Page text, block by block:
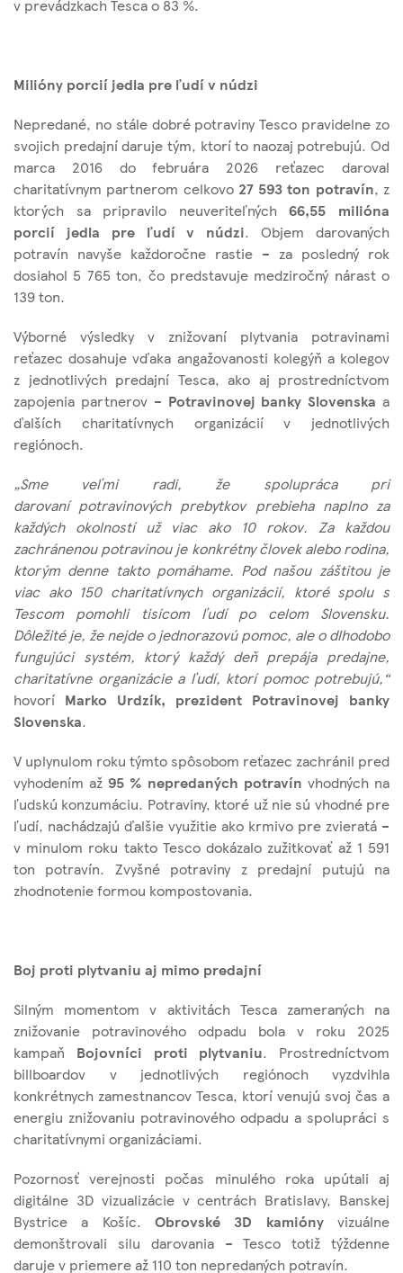
v prevádzkach Tesca o 83 %.
Milióny porcií jedla pre ľudí v núdzi
Nepredané, no stále dobré potraviny Tesco pravidelne zo
svojich predajní daruje tým, ktorí to naozaj potrebujú. Od
marca 2016 do februára 2026 reťazec daroval
charitatívnym partnerom celkovo 27 593 ton potravín, z
ktorých sa pripravilo neuveriteľných66,55 milióna
porcií jedla pre ľudí v núdzi. Objem darovaných
potravín navyše každoročne rastie – za posledný rok
dosiahol 5 765 ton, čo predstavuje medziročný nárast o
139 ton.
Výborné výsledky v znižovaní plytvania potravinami
reťazec dosahuje vďaka angažovanosti kolegýň a kolegov
z jednotlivých predajní Tesca, ako aj prostredníctvom
zapojenia partnerov – Potravinovej banky Slovenska a
ďalších charitatívnych organizácií v jednotlivých
regiónoch.
„Sme veľmi radi, že spolupráca pri
darovaní potravinových prebytkov prebieha naplno za
každých okolností už viac ako 10 rokov. Za každou
zachránenou potravinou je konkrétny človek alebo rodina,
ktorým denne takto pomáhame. Pod našou záštitou je
viac ako 150 charitatívnych organizácií, ktoré spolu s
Tescom pomohli tisícom ľudí po celom Slovensku.
Dôležité je, že nejde o jednorazovú pomoc, ale o dlhodobo
fungujúci systém, ktorý každý deň prepája predajne,
charitatívne organizácie a ľudí, ktorí pomoc potrebujú,“
hovorí Marko Urdzík, prezident Potravinovej banky
Slovenska.
V uplynulom roku týmto spôsobom reťazec zachránil pred
vyhodením až95 % nepredaných potravín vhodných na
ľudskú konzumáciu. Potraviny, ktoré už nie sú vhodné pre
ľudí, nachádzajú ďalšie využitie ako krmivo pre zvieratá –
v minulom roku takto Tesco dokázalo zužitkovať až 1 591
ton potravín. Zvyšné potraviny z predajní putujú na
zhodnotenie formou kompostovania.
Boj proti plytvaniu aj mimo predajní
Silným momentom v aktivitách Tesca zameraných na
znižovanie potravinového odpadu bola v roku 2025
kampaň Bojovníci proti plytvaniu. Prostredníctvom
billboardov v jednotlivých regiónoch vyzdvihla
konkrétnych zamestnancov Tesca, ktorí venujú svoj čas a
energiu znižovaniu potravinového odpadu a spolupráci s
charitatívnymi organizáciami.
Pozornosť verejnosti počas minulého roka upútali aj
digitálne 3D vizualizácie v centrách Bratislavy, Banskej
Bystrice a Košíc. Obrovské 3D kamiónyvizuálne
demonštrovali silu darovania – Tesco totiž týždenne
daruje v priemere až 110 ton nepredaných potravín.